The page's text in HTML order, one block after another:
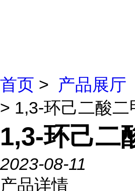
首页 > 产品展厅
> 1,3-环己二酸二
1,3-环己二
2023-08-11
产品详情